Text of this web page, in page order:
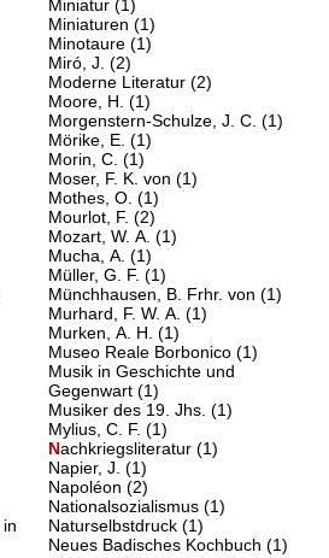
Miniatur(1)
Miniaturen(1)
Minotaure(1)
Miró, J.(2)
Moderne Literatur(2)
Moore, H.(1)
Morgenstern-Schulze, J. C.(1)
Mörike, E.(1)
Morin, C.(1)
Moser, F. K. von(1)
Mothes, O.(1)
Mourlot, F.(2)
Mozart, W. A.(1)
Mucha, A.(1)
Müller, G. F.(1)
Münchhausen, B. Frhr. von(1)
Murhard, F. W. A.(1)
Murken, A. H.(1)
Museo Reale Borbonico(1)
Musik in Geschichte und
Gegenwart(1)
Musiker des 19. Jhs.(1)
Mylius, C. F.(1)
Nachkriegsliteratur(1)
Napier, J.(1)
Napoléon(2)
Nationalsozialismus(1)
Naturselbstdruck(1)
Neues Badisches Kochbuch(1)